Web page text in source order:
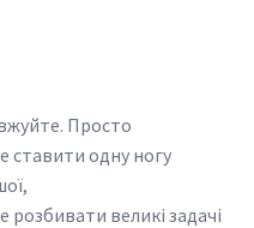
ставити одну ногу
великі задачі